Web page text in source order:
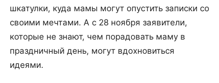
шкатулки, куда мамы могут опустить записки со
своими мечтами. А с 28 ноября заявители,
которые не знают, чем порадовать маму в
праздничный день, могут вдохновиться
идеями.